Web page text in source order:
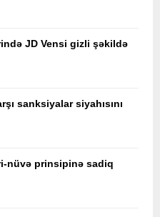
JD Vensi gizli şəkildə
sanksiyalar siyahısını
nüvə prinsipinə sadiq